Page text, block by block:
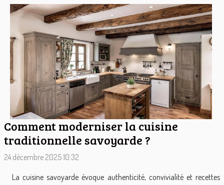
Comment moderniser la cuisine
traditionnelle savoyarde ?
24 décembre 2025 10:32
La cuisine savoyarde évoque authenticité, convivialité et recettes